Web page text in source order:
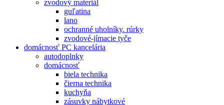
zvodový materiál
guľatina
lano
ochranné uholníky. rúrky
zvodové-jímacie tyče
domácnosť PC kancelária
autodoplnky
domácnosť
biela technika
čierna technika
kuchyňa
zásuvky nábytkové